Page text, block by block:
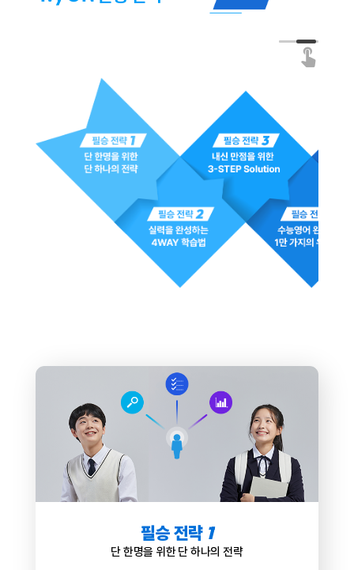
필승 전략 1
단 한명을 위한 단 하나의 전략